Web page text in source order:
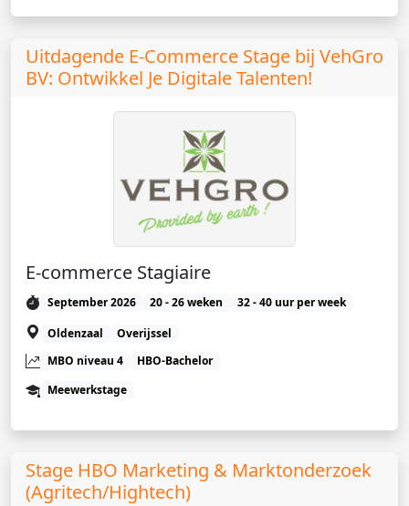
Uitdagende E-Commerce Stage bij VehGro
BV: Ontwikkel Je Digitale Talenten!
E-commerce Stagiaire
September 2026 20 - 26 weken
32 - 40 uur per week
Oldenzaal
Overijssel
MBO niveau 4
HBO-Bachelor
Meewerkstage
Stage HBO Marketing & Marktonderzoek
(Agritech/Hightech)